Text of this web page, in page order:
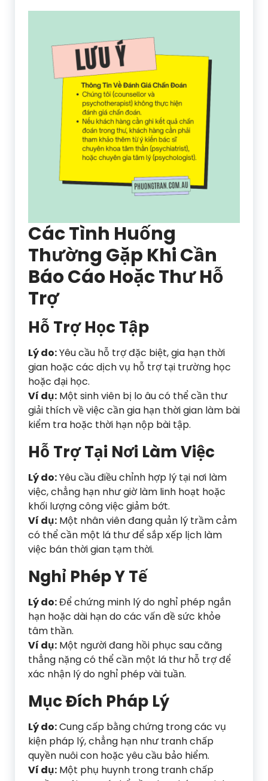
Các Tình Huống
Thường Gặp Khi Cần
Báo Cáo Hoặc Thư Hỗ
Trợ
Hỗ Trợ Học Tập
Lý do:Yêu cầu hỗ trợ đặc biệt, gia hạn thời
gian hoặc các dịch vụ hỗ trợ tại trường học
hoặc đại học.
Ví dụ: Một sinh viên bị lo âu có thể cần thư
giải thích về việc cần gia hạn thời gian làm bài
kiểm tra hoặc thời hạn nộp bài tập.
Hỗ Trợ Tại Nơi Làm Việc
Lý do:Yêu cầu điều chỉnh hợp lý tại nơi làm
việc, chẳng hạn như giờ làm linh hoạt hoặc
khối lượng công việc giảm bớt.
Ví dụ: Một nhân viên đang quản lý trầm cảm
có thể cần một lá thư để sắp xếp lịch làm
việc bán thời gian tạm thời.
Nghỉ Phép Y Tế
Lý do:Để chứng minh lý do nghỉ phép ngắn
hạn hoặc dài hạn do các vấn đề sức khỏe
tâm thần.
Ví dụ: Một người đang hồi phục sau căng
thẳng nặng có thể cần một lá thư hỗ trợ để
xác nhận lý do nghỉ phép vài tuần.
Mục Đích Pháp Lý
Lý do:Cung cấp bằng chứng trong các vụ
kiện pháp lý, chẳng hạn như tranh chấp
quyền nuôi con hoặc yêu cầu bảo hiểm.
Ví dụ: Một phụ huynh trong tranh chấp